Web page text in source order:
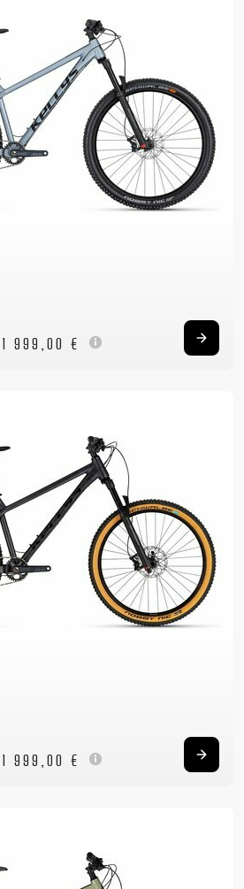
1 999,00 €
1 999,00 €